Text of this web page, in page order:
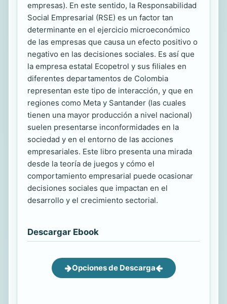
empresas). En este sentido, la Responsabilidad
Social Empresarial (RSE) es un factor tan
determinante en el ejercicio microeconómico
de las empresas que causa un efecto positivo o
negativo en las decisiones sociales. Es así que
la empresa estatal Ecopetrol y sus filiales en
diferentes departamentos de Colombia
representan este tipo de interacción, y que en
regiones como Meta y Santander (las cuales
tienen una mayor producción a nivel nacional)
suelen presentarse inconformidades en la
sociedad y en el entorno de las acciones
empresariales. Este libro presenta una mirada
desde la teoría de juegos y cómo el
comportamiento empresarial puede ocasionar
decisiones sociales que impactan en el
desarrollo y el crecimiento sectorial.
Descargar Ebook
Opciones de Descarga